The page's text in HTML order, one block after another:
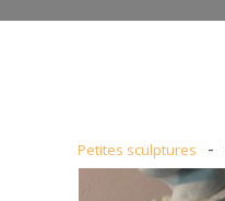
Petites sculptures -